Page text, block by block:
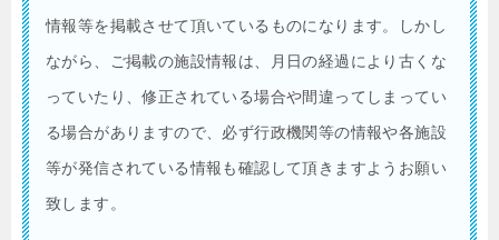
情報等を掲載させて頂いているものになります。しかし
ながら、ご掲載の施設情報は、月日の経過により古くな
っていたり、修正されている場合や間違ってしまってい
る場合がありますので、必ず行政機関等の情報や各施設
等が発信されている情報も確認して頂きますようお願い
致します。